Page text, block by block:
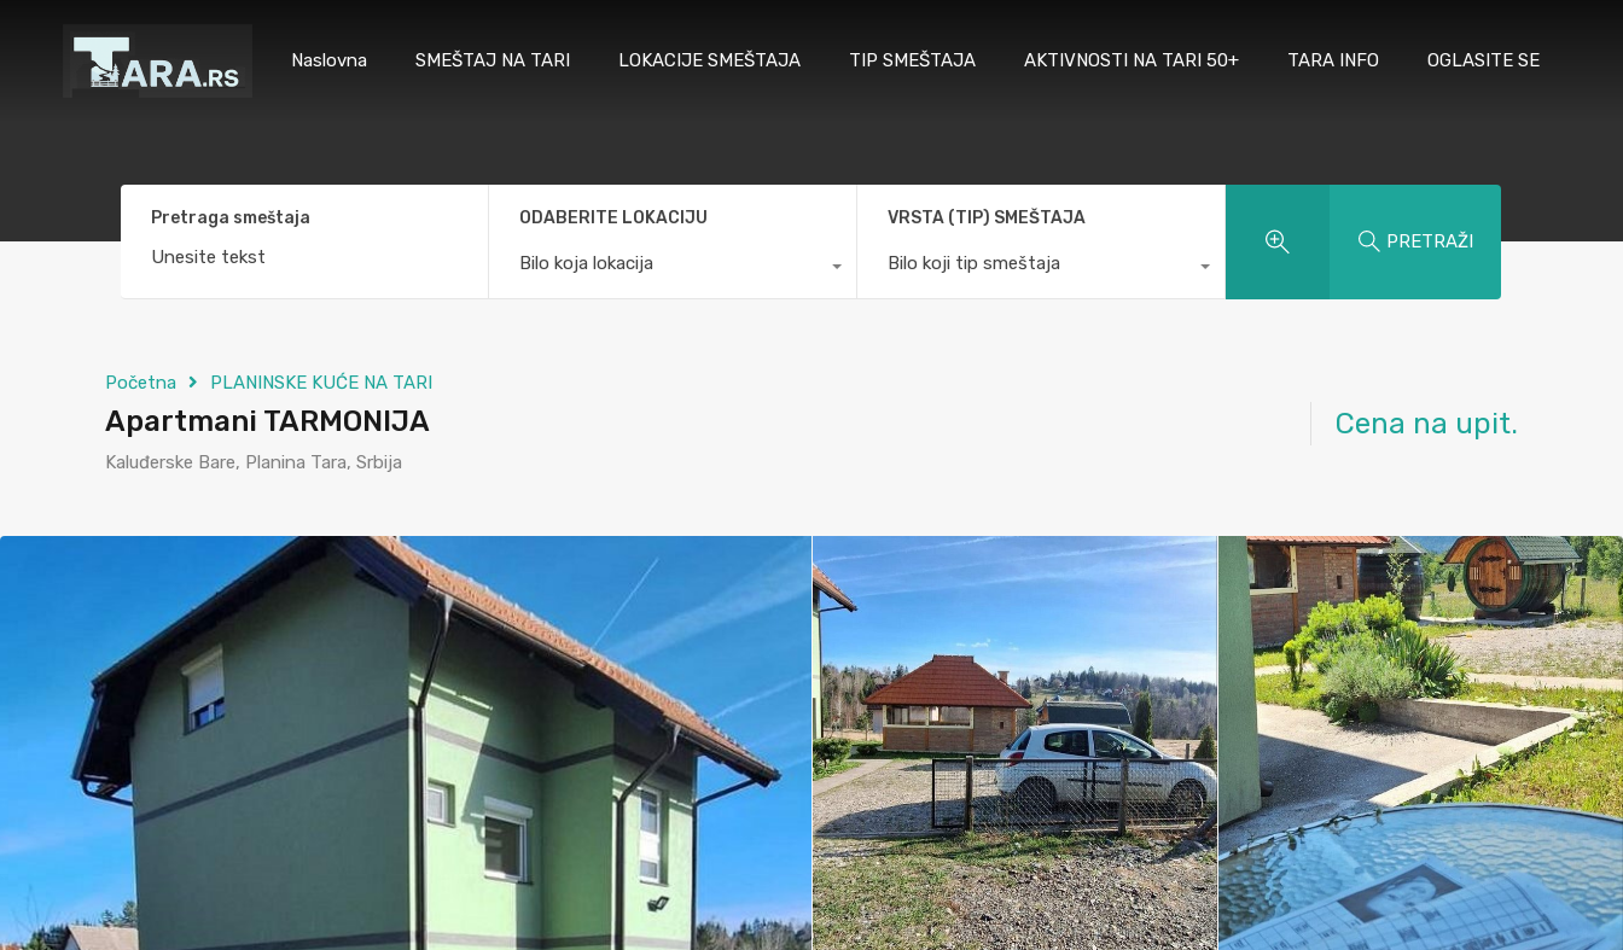
Naslovna SMEŠTAJ NA TARI LOKACIJE SMEŠTAJA TIP SMEŠTAJA AKTIVNOSTI NA TARI 50+ TARA INFO OGLASITE SE
Pretraga smeštaja ODABERITE LOKACIJU
Bilo koja lokacija
VRSTA (TIP) SMEŠTAJA
Bilo koji tip smeštaja
PRETRAŽI
Početna PLANINSKE KUĆE NA TARI
Apartmani TARMONIJA
Kaluđerske Bare, Planina Tara, Srbija
Cena na upit.